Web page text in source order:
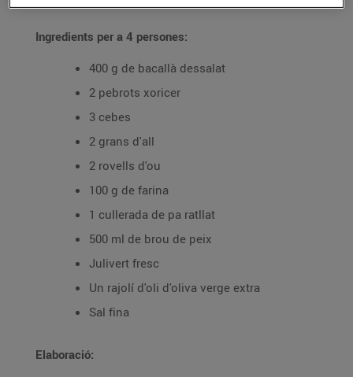
Ingredients per a 4 persones:
400 g de bacallà dessalat
2 pebrots xoricer
3 cebes
2 grans d'all
2 rovells d'ou
100 g de farina
1 cullerada de pa ratllat
500 ml de brou de peix
Julivert fresc
Un rajolí d'oli d'oliva verge extra
Sal fina
Elaboració: